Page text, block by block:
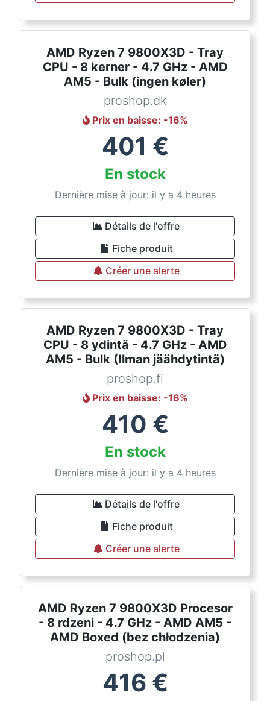
AMD Ryzen 7 9800X3D - Tray
CPU - 8 kerner - 4.7 GHz - AMD
AM5 - Bulk (ingen køler)
proshop.dk
Prix en baisse: -16%
401 €
En stock
Dernière mise à jour: il y a 4 heures
Détails de l'offre
Fiche produit
Créer une alerte
AMD Ryzen 7 9800X3D - Tray
CPU - 8 ydintä - 4.7 GHz - AMD
AM5 - Bulk (Ilman jäähdytintä)
proshop.fi
Prix en baisse: -16%
410 €
En stock
Dernière mise à jour: il y a 4 heures
Détails de l'offre
Fiche produit
Créer une alerte
AMD Ryzen 7 9800X3D Procesor
- 8 rdzeni - 4.7 GHz - AMD AM5 -
AMD Boxed (bez chłodzenia)
proshop.pl
416 €